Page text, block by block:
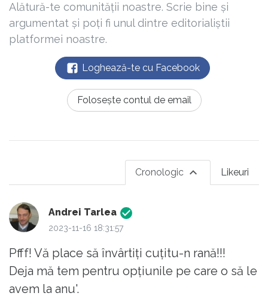
Alătură-te comunității noastre. Scrie bine și
argumentat și poți fi unul dintre editorialiștii
platformei noastre.
Loghează-te cu Facebook
Folosește contul de email
Likeuri
Cronologic
Andrei Tarlea
2023-11-16 18:31:57
Pfff! Vă place să învârtiți cuțitu-n rană!!!
Deja mă tem pentru opțiunile pe care o să le
avem la anu'.